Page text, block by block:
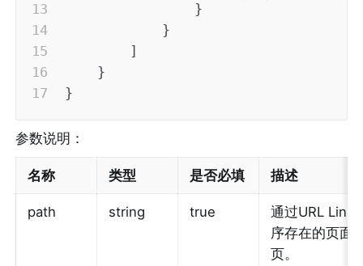
}
}
]
}
}
参数说明：
名称 类型 是否必填 描述
path string true
通过URL Link
序存在的页面
页。